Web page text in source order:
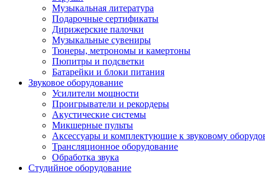
Музыкальная литература
Подарочные сертификаты
Дирижерские палочки
Музыкальные сувениры
Тюнеры, метрономы и камертоны
Пюпитры и подсветки
Батарейки и блоки питания
Звуковое оборудование
Усилители мощности
Проигрыватели и рекордеры
Акустические системы
Микшерные пульты
Аксессуары и комплектующие к звуковому
Трансляционное оборудование
Обработка звука
Студийное оборудование